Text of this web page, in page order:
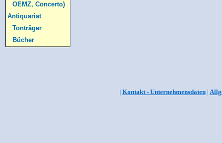
OEMZ, Concerto)
Antiquariat
Tonträger
Bücher
| Kontakt - Unternehmensdaten|